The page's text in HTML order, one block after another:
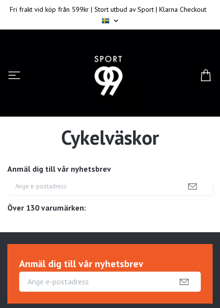
Fri frakt vid köp från 599kr | Stort utbud av Sport | Klarna Checkout
Anmäl dig till vår nyhetsbrev
Över 130 varumärken:
Cykelväskor
Anmäl dig till vår nyhetsbrev